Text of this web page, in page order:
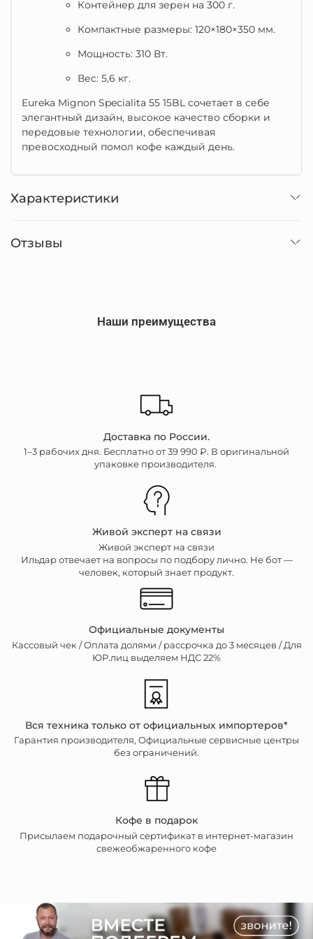
Контейнер для зерен на 300 г.
Компактные размеры: 120×180×350 мм.
Мощность: 310 Вт.
Вес: 5,6 кг.
Eureka Mignon Specialita 55 15BL сочетает в себе
элегантный дизайн, высокое качество сборки и
передовые технологии, обеспечивая
превосходный помол кофе каждый день.
Характеристики
Отзывы
Наши преимущества
Доставка по России.
1–3 рабочих дня. Бесплатно от 39 990 ₽. В оригинальной
упаковке производителя.
Живой эксперт на связи
Живой эксперт на связи
Ильдар отвечает на вопросы по подбору лично. Не бот —
человек, который знает продукт.
Официальные документы
Кассовый чек /Оплата долями / рассрочка до 3 месяцев / Для
ЮР.лиц выделяем НДС 22%
Вся техника только от официальных импортеров*
Гарантия производителя, Официальные сервисные центры
без ограничений.
Кофе в подарок
Присылаем подарочный сертификат в интернет-магазин
свежеобжаренного кофе